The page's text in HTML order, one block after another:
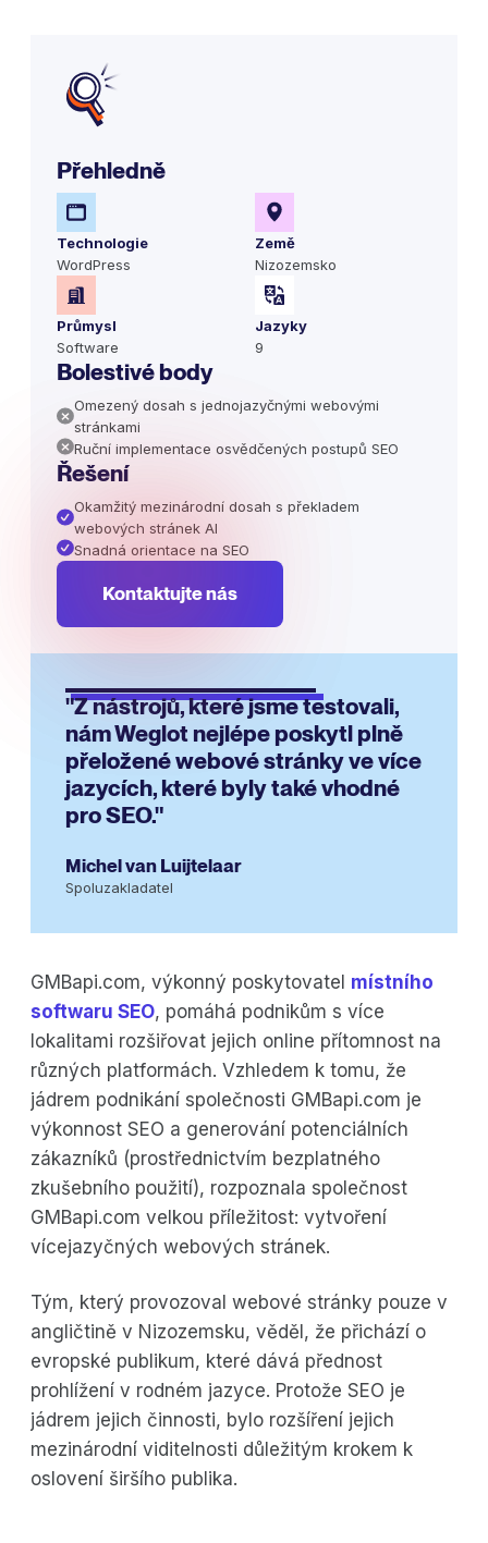
Přehledně
Technologie
WordPress
Země
Nizozemsko
Průmysl
Software
Jazyky
9
Bolestivé body
Omezený dosah s jednojazyčnými webovými
stránkami
Ruční implementace osvědčených postupů SEO
Řešení
Okamžitý mezinárodní dosah s překladem
webových stránek AI
Snadná orientace na SEO
Kontaktujte nás
"Z nástrojů, které jsme testovali,
nám Weglot nejlépe poskytl plně
přeložené webové stránky ve více
jazycích, které byly také vhodné
pro SEO."
Michel van Luijtelaar
Spoluzakladatel
GMBapi.com, výkonný poskytovatel místního
softwaru SEO, pomáhá podnikům s více
lokalitami rozšiřovat jejich online přítomnost na
různých platformách. Vzhledem k tomu, že
jádrem podnikání společnosti GMBapi.com je
výkonnost SEO a generování potenciálních
zákazníků (prostřednictvím bezplatného
zkušebního použití), rozpoznala společnost
GMBapi.com velkou příležitost: vytvoření
vícejazyčných webových stránek.
Tým, který provozoval webové stránky pouze v
angličtině v Nizozemsku, věděl, že přichází o
evropské publikum, které dává přednost
prohlížení v rodném jazyce. Protože SEO je
jádrem jejich činnosti, bylo rozšíření jejich
mezinárodní viditelnosti důležitým krokem k
oslovení širšího publika.